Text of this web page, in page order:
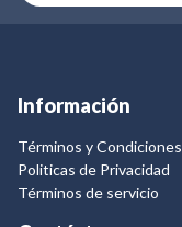
Información
Términos y Condiciones
Politicas de Privacidad
Términos de servicio